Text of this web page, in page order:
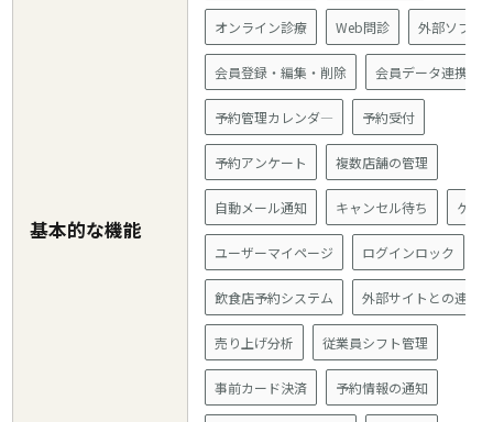
基本的な機能
オンライン診療 Web問診 外部ソフト
会員登録・編集・削除 会員データ連携
予約管理カレンダ― 予約受付
予約アンケート 複数店舗の管理
自動メール通知 キャンセル待ち ゲス
ユーザーマイページ ログインロック
飲食店予約システム 外部サイトとの連携
売り上げ分析 従業員シフト管理
事前カード決済 予約情報の通知